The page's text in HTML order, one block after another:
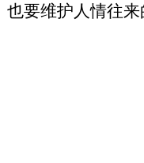
也要维护人情往来